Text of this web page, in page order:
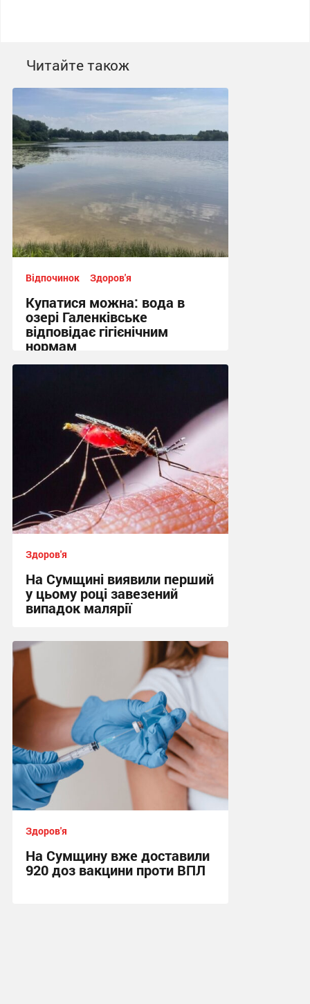
Читайте також
Відпочинок Здоров'я
Купатися можна: вода в
озері Галенківське
відповідає гігієнічним
нормам
Здоров'я
На Сумщині виявили перший
у цьому році завезений
випадок малярії
16:10, 6.08.2026
Здоров'я
На Сумщину вже доставили
920 доз вакцини проти ВПЛ